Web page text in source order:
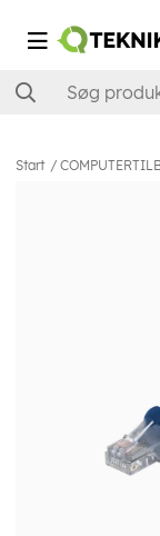
Start